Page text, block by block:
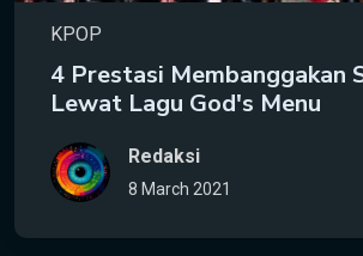
KPOP
4 Prestasi Membanggakan
Lewat Lagu God's Menu
Redaksi
8 March 2021